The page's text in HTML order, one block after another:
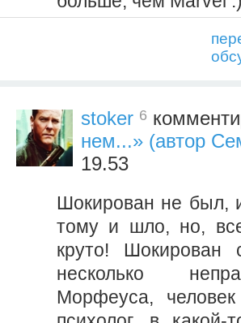
stoker 6
нем...» (автор
19.53
Шокирован не был,
тому и шло, но,
круто!
несколько
Морфеуса,